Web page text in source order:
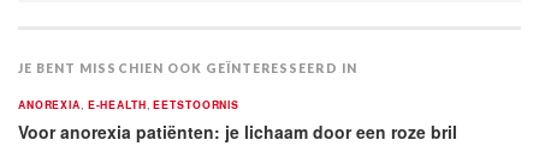
JE BENT MISSCHIEN OOK GEÏNTERESSEERD IN
ANOREXIA E-HEALTH ,EETSTOORNIS
Voor anorexia patiënten: je lichaam door een roze bril